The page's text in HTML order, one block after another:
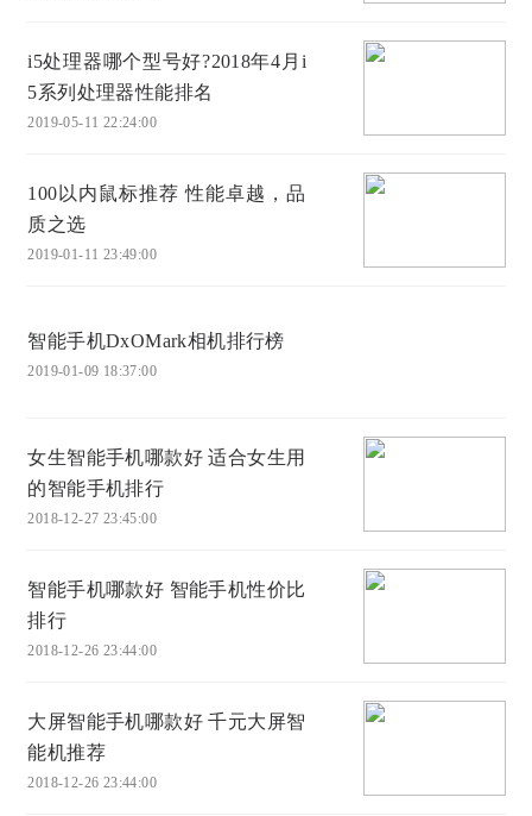
i5处理器哪个型号好?2018年4月i
5系列处理器性能排名
2019-05-11 22:24:00
100以内鼠标推荐 性能卓越，品
质之选
2019-01-11 23:49:00
智能手机DxOMark相机排行榜
2019-01-09 18:37:00
女生智能手机哪款好 适合女生用
的智能手机排行
2018-12-27 23:45:00
智能手机哪款好 智能手机性价比
排行
2018-12-26 23:44:00
大屏智能手机哪款好 千元大屏智
能机推荐
2018-12-26 23:44:00